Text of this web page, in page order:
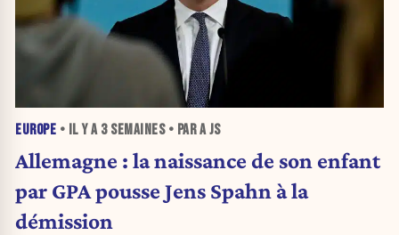
EUROPE • IL Y A 3 SEMAINES• PAR A JS
Allemagne : la naissance de son enfant
par GPA pousse Jens Spahn à la
démission